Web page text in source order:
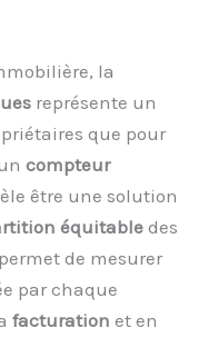
la
représente un
que pour
compteur
être une solution
équitabledes
de mesurer
par chaque
facturationet en